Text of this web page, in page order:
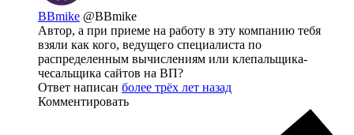
BBmike @BBmike
Автор, а при приеме на работу в эту компанию тебя
взяли как кого, ведущего специалиста по
распределенным вычислениям или клепальщика-
чесальщика сайтов на ВП?
Ответ написан более трёх лет назад
Комментировать